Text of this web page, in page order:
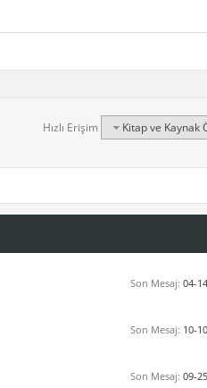
Hızlı Erişim Kitap ve Kaynak
Son Mesaj: 04-
Son Mesaj: 10-
Son Mesaj: 09-